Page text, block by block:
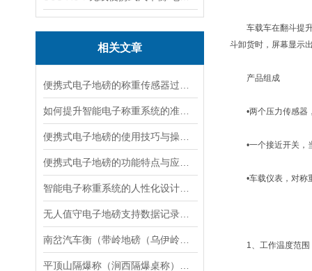
相关文章
车载车在翻斗提升
斗卸货时，屏幕显示
产品组成
•两个压力传感器
•一个接近开关，当
•车载仪表，对称
1、工作温度范围